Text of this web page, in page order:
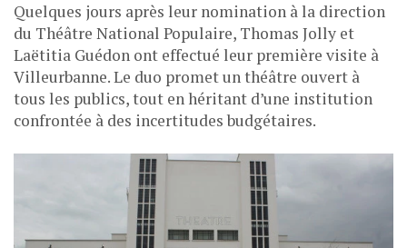
Quelques jours après leur nomination à la direction
du Théâtre National Populaire, Thomas Jolly et
Laëtitia Guédon ont effectué leur première visite à
Villeurbanne. Le duo promet un théâtre ouvert à
tous les publics, tout en héritant d’une institution
confrontée à des incertitudes budgétaires.